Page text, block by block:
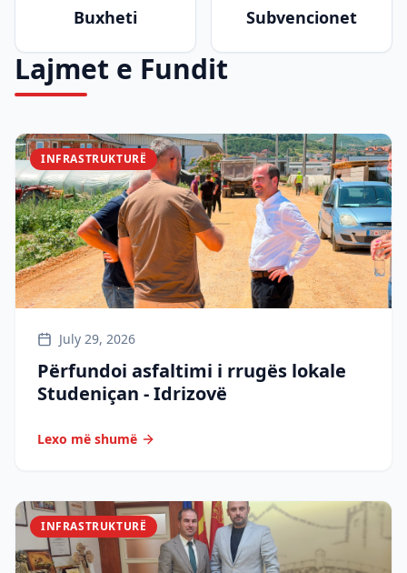
Buxheti Subvencionet
Lajmet e Fundit
INFRASTRUKTURË
July 29, 2026
Përfundoi asfaltimi i rrugës lokale
Studeniçan - Idrizovë
Lexo më shumë
INFRASTRUKTURË